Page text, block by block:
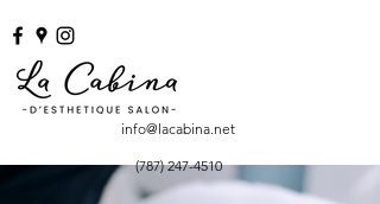
info@lacabina.net
(787) 247-4510